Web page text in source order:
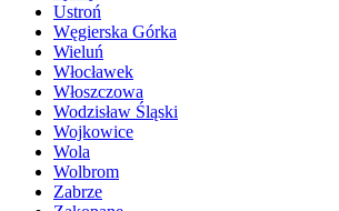
Ustroń
Węgierska Górka
Wieluń
Włocławek
Włoszczowa
Wodzisław Śląski
Wojkowice
Wola
Wolbrom
Zabrze